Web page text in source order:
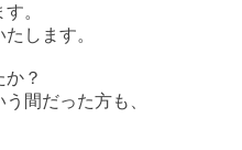
。
します。
？
間だった方も、